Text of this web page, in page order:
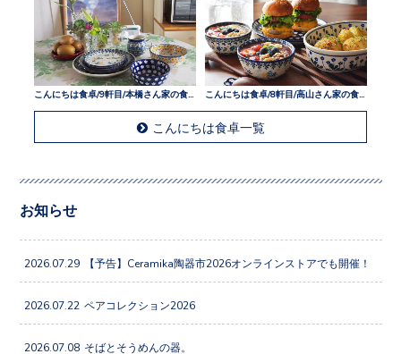
こんにちは食卓/9軒目/本橋さん家の食卓
こんにちは食卓一覧
お知らせ
2026.07.29 【予告】Ceramika陶器市2026オンラインストアでも開催！
2026.07.22 ペアコレクション2026
2026.07.08 そばとそうめんの器。